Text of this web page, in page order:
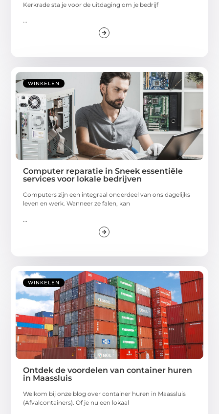
Kerkrade sta je voor de uitdaging om je bedrijf
...
WINKELEN
Computer reparatie in Sneek essentiële
services voor lokale bedrijven
Computers zijn een integraal onderdeel van ons dagelijks
leven en werk. Wanneer ze falen, kan
WINKELEN
Ontdek de voordelen van container huren
in Maassluis
Welkom bij onze blog over container huren in Maassluis
(Afvalcontainers). Of je nu een lokaal